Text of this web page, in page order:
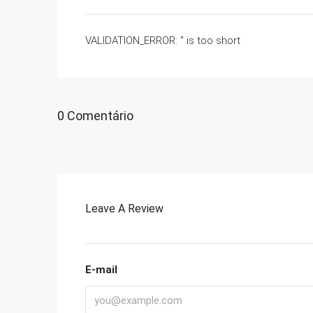
VALIDATION_ERROR: '' is too short
0 Comentário
Leave A Review
E-mail